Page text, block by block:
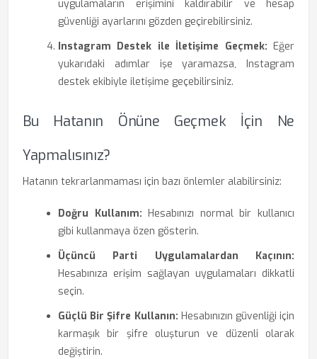
uygulamaların erişimini kaldırabilir ve hesap
güvenliği ayarlarını gözden geçirebilirsiniz.
Instagram Destek ile İletişime Geçmek: Eğer
yukarıdaki adımlar işe yaramazsa, Instagram
destek ekibiyle iletişime geçebilirsiniz.
Bu Hatanın Önüne Geçmek İçin Ne
Yapmalısınız?
Hatanın tekrarlanmaması için bazı önlemler alabilirsiniz:
Doğru Kullanım: Hesabınızı normal bir kullanıcı
gibi kullanmaya özen gösterin.
Üçüncü Parti Uygulamalardan Kaçının:
Hesabınıza erişim sağlayan uygulamaları dikkatli
seçin.
Güçlü Bir Şifre Kullanın: Hesabınızın güvenliği için
karmaşık bir şifre oluşturun ve düzenli olarak
değiştirin.